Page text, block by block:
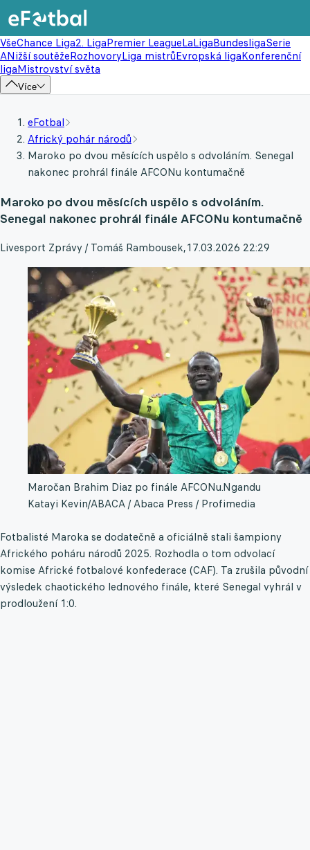
VšeChance Liga2. LigaPremier LeagueLaLigaBundesligaSerie
ANižší soutěžeRozhovoryLiga mistrůEvropská ligaKonferenční
ligaMistrovství světa
Více
eFotbal
Africký pohár národů
Maroko po dvou měsících uspělo s odvoláním. Senegal
nakonec prohrál finále AFCONu kontumačně
Maroko po dvou měsících uspělo s odvoláním.
Senegal nakonec prohrál finále AFCONu kontumačně
Livesport Zprávy / Tomáš Rambousek,17.03.2026 22:29
Maročan Brahim Diaz po finále AFCONu.Ngandu
Katayi Kevin/ABACA / Abaca Press / Profimedia
Fotbalisté Maroka se dodatečně a oficiálně stali šampiony
Afrického poháru národů 2025. Rozhodla o tom odvolací
komise Africké fotbalové konfederace (CAF). Ta zrušila původní
výsledek chaotického lednového finále, které Senegal vyhrál v
prodloužení 1:0.